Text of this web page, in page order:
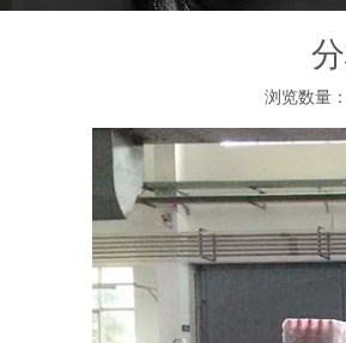
浏览数量：